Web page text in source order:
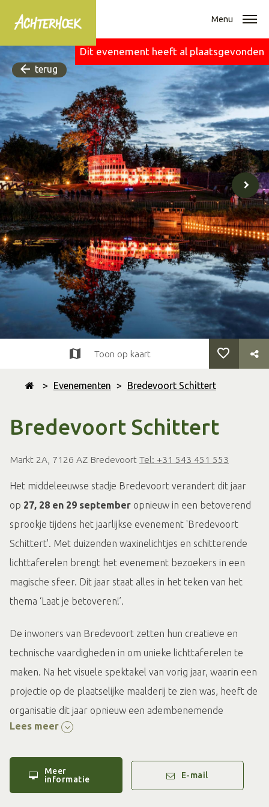
Menu
Dit evenement heeft al plaatsgevonden
terug
> Evenementen > Bredevoort Schittert
Bredevoort Schittert
Markt 2A, 7126 AZ Bredevoort Tel: +31 543 451 553
Toon op kaart
Het middeleeuwse stadje Bredevoort verandert dit jaar
op 27, 28 en 29 september opnieuw in een betoverend
sprookje tijdens het jaarlijkse evenement 'Bredevoort
Schittert'. Met duizenden waxinelichtjes en schitterende
lichttaferelen brengt het evenement bezoekers in een
magische sfeer. Dit jaar staat alles in het teken van het
thema ‘Laat je betoveren!’.
De inwoners van Bredevoort zetten hun creatieve en
technische vaardigheden in om unieke lichttaferelen te
maken. Na het visuele spektakel van vorig jaar, waarin een
projectie op de plaatselijke maalderij te zien was, heeft de
organisatie dit jaar opnieuw een adembenemende
belevenis voorbereid. Wat dit zal zijn houdt de organisatie
historische stadje zeker de moeite waard! Naast
lichttaferelen is er natuurlijk ook weer genoeg ruimte in
Lees meer
Meer
informatie
E-mail